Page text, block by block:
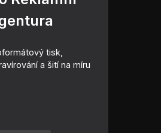
tisk,
a šití na míru